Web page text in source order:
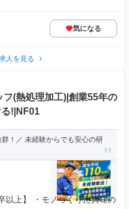
気になる
人を見る
フ(熱処理加工)|創業55年の
!|NF01
！／ 未経験からでも安心の研
以上】 ・モノづくりに興味の